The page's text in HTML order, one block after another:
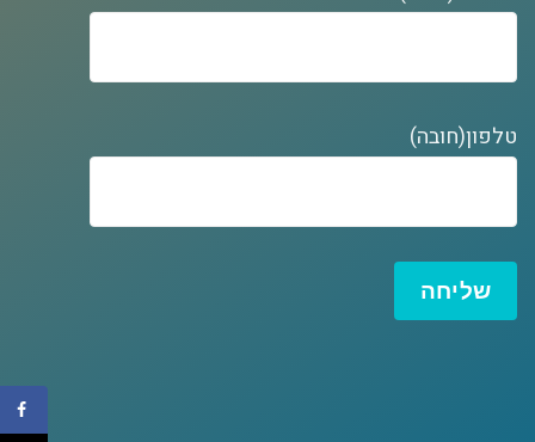
טלפון(חובה)